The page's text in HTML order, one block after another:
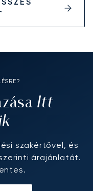
Itt
szakértővel, és
árajánlatát.